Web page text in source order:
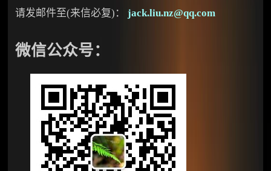
请发邮件至(来信必复)：jack.liu.nz@qq.com
微信公众号：